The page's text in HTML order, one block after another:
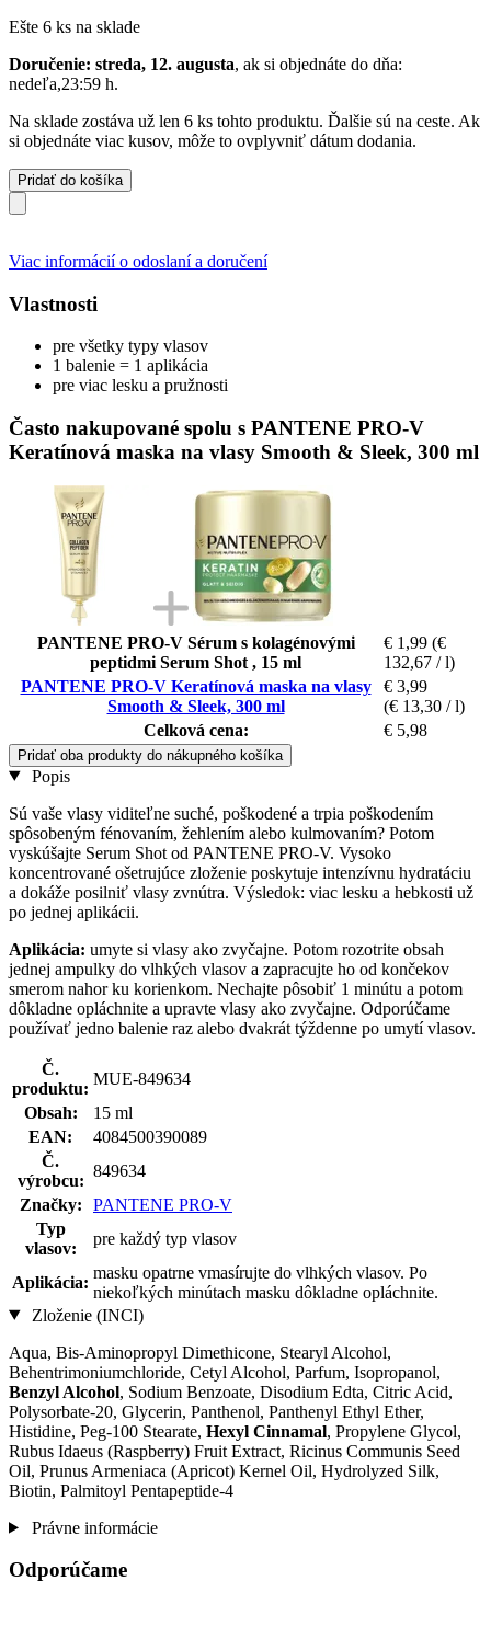
Ešte 6 ks na sklade
Doručenie: streda, 12. augusta, ak si objednáte do dňa:
nedeľa,23:59 h.
Na sklade zostáva už len 6 ks tohto produktu. Ďalšie sú na ceste. Ak
si objednáte viac kusov, môže to ovplyvniť dátum dodania.
Pridať do košíka
Viac informácií o odoslaní a doručení
Vlastnosti
pre všetky typy vlasov
1 balenie = 1 aplikácia
pre viac lesku a pružnosti
Často nakupované spolu s PANTENE PRO-V
Keratínová maska na vlasy Smooth & Sleek, 300 ml
PANTENE PRO-V Sérum s kolagénovými
peptidmi Serum Shot , 15 ml
€ 1,99 (€
132,67 / l)
PANTENE PRO-V Keratínová maska na vlasy
Smooth & Sleek, 300 ml
€ 3,99
(€ 13,30 / l)
Celková cena:
€ 5,98
Pridať oba produkty do nákupného košíka
Popis
Sú vaše vlasy viditeľne suché, poškodené a trpia poškodením
spôsobeným fénovaním, žehlením alebo kulmovaním? Potom
vyskúšajte Serum Shot od PANTENE PRO-V. Vysoko
koncentrované ošetrujúce zloženie poskytuje intenzívnu hydratáciu
a dokáže posilniť vlasy zvnútra. Výsledok: viac lesku a hebkosti už
po jednej aplikácii.
Aplikácia: umyte si vlasy ako zvyčajne. Potom rozotrite obsah
jednej ampulky do vlhkých vlasov a zapracujte ho od končekov
smerom nahor ku korienkom. Nechajte pôsobiť 1 minútu a potom
dôkladne opláchnite a upravte vlasy ako zvyčajne. Odporúčame
používať jedno balenie raz alebo dvakrát týždenne po umytí vlasov.
Č.
produktu:
MUE-849634
Obsah:
15 ml
EAN:
4084500390089
Č.
výrobcu:
849634
Značky:
PANTENE PRO-V
Typ
vlasov:
pre každý typ vlasov
Aplikácia:
masku opatrne vmasírujte do vlhkých vlasov. Po
niekoľkých minútach masku dôkladne opláchnite.
Zloženie (INCI)
Aqua, Bis-Aminopropyl Dimethicone, Stearyl Alcohol,
Behentrimoniumchloride, Cetyl Alcohol, Parfum, Isopropanol,
Benzyl Alcohol, Sodium Benzoate, Disodium Edta, Citric Acid,
Polysorbate-20, Glycerin, Panthenol, Panthenyl Ethyl Ether,
Histidine, Peg-100 Stearate, Hexyl Cinnamal, Propylene Glycol,
Rubus Idaeus (Raspberry) Fruit Extract, Ricinus Communis Seed
Oil, Prunus Armeniaca (Apricot) Kernel Oil, Hydrolyzed Silk,
Biotin, Palmitoyl Pentapeptide-4
Právne informácie
Odporúčame